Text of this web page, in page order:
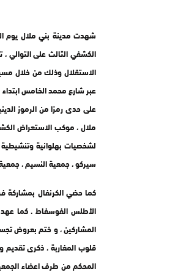
الكشفي الثالث على التوالي
الاستقلال وذلك من خلال
عبر شارع محمد الخامس
على حدى رمزا من الرموز
ملال ، موكب الاستعراض
لشخصيات بهلوانية
سيركو ، جمعية النسيم ،
كما حضي الكرنفال بمشاركة
الأطلس الفوسفاط . كما عهد
المشاركين ، و ختم بعروض
قلوب المغاربة ، ذكرى تقديم
المحكم من طرف اعضاء